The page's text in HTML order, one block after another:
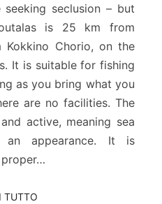
i
a
d
K
o
u
t
a
l
seclusion – but
is 25 km from
Kokkino Chorio, on the
It is suitable for fishing
as you bring what you
are no facilities. The
active, meaning sea
an appearance. It is
TUTTO